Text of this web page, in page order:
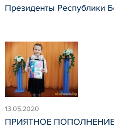
Президенты Республики
13.05.2020
ПРИЯТНОЕ